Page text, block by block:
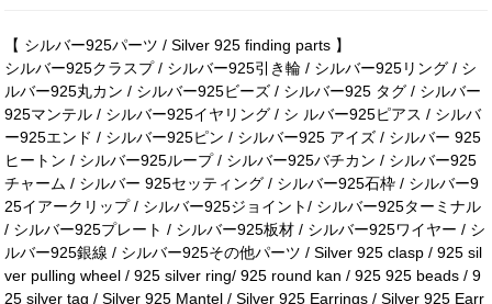
【 シルバー925パーツ / Silver 925 finding parts 】
シルバー925クラスプ / シルバー925引き輪 / シルバー925リング / シ
ルバー925丸カン / シルバー925ビーズ / シルバー925 タグ / シルバー
925マンテル / シルバー925イヤリング / シ ルバー925ピアス / シルバ
ー925エンド / シルバー925ピン / シルバー925 アイズ / シルバー 925
ヒートン / シルバー925ループ / シルバー925バチカン / シルバー925
チャーム / シルバー 925セッティング / シルバー925石枠 / シルバー9
25イアークリップ / シルバー925ジョイント/ シルバー925ターミナル
/ シルバー925プレート / シルバー925板材 / シルバー925ワイヤー / シ
ルバー925銀線 / シルバー925その他パーツ / Silver 925 clasp / 925 sil
ver pulling wheel / 925 silver ring/ 925 round kan / 925 925 beads / 9
25 silver tag / Silver 925 Mantel / Silver 925 Earrings / Silver 925 Earr